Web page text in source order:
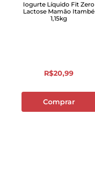
Iogurte Líquido Fit Zero
Lactose Mamão Itambé
1,15kg
R$20,99
Comprar